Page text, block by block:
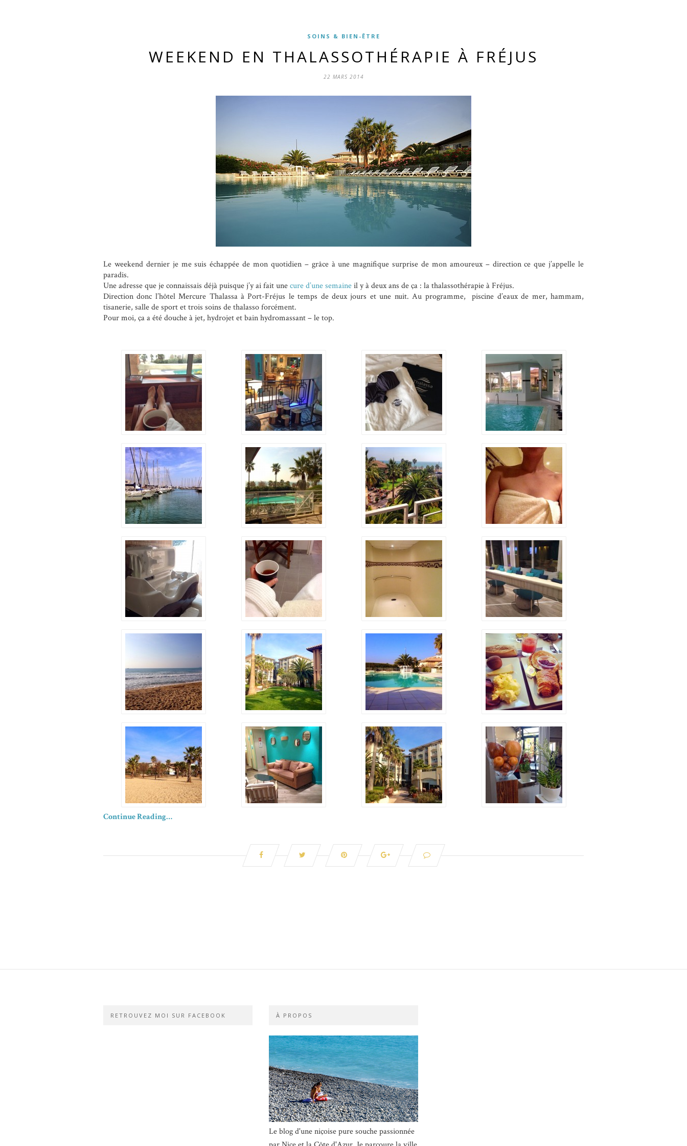
SOINS & BIEN-ÊTRE
WEEKEND EN THALASSOTHÉRAPIE À FRÉJUS
22 MARS 2014
Le weekend dernier je me suis échappée de mon quotidien – grâce à une magnifique surprise de mon amoureux – direction ce que j’appelle le
paradis.
Une adresse que je connaissais déjà puisque j’y ai fait unecure d’une semaineil y à deux ans de ça : la thalassothérapie à Fréjus.
Direction donc l’hôtel Mercure Thalassa à Port-Fréjus le temps de deux jours et une nuit. Au programme, piscine d’eaux de mer, hammam,
tisanerie, salle de sport et trois soins de thalasso forcément.
Pour moi, ça a été douche à jet, hydrojet et bain hydromassant – le top.
Continue Reading…
RETROUVEZ MOI SUR FACEBOOK À PROPOS
Le blog d'une niçoise pure souche passionnée